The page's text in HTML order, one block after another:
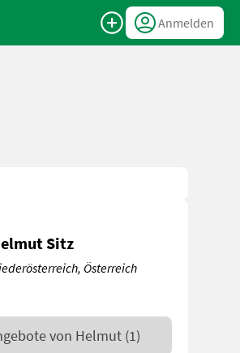
Anmelden
Sitz
Österreich
von Helmut (1)